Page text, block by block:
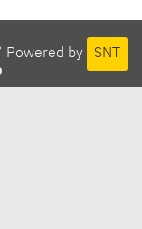
Powered by SNT